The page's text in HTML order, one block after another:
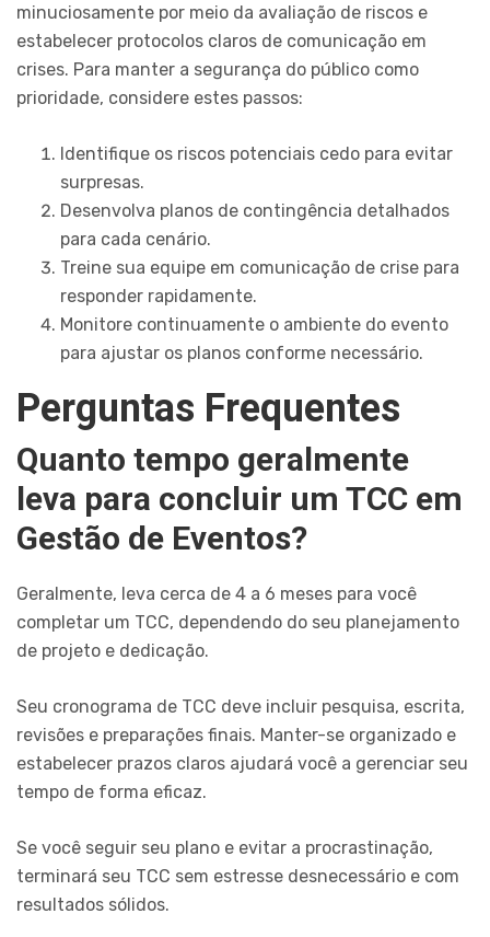
minuciosamente por meio da avaliação de riscos e
estabelecer protocolos claros de comunicação em
crises. Para manter a segurança do público como
prioridade, considere estes passos:
Identifique os riscos potenciais cedo para evitar
surpresas.
Desenvolva planos de contingência detalhados
para cada cenário.
Treine sua equipe em comunicação de crise para
responder rapidamente.
Monitore continuamente o ambiente do evento
para ajustar os planos conforme necessário.
Perguntas Frequentes
Quanto tempo geralmente
leva para concluir um TCC em
Gestão de Eventos?
Geralmente, leva cerca de 4 a 6 meses para você
completar um TCC, dependendo do seu planejamento
de projeto e dedicação.
Seu cronograma de TCC deve incluir pesquisa, escrita,
revisões e preparações finais. Manter-se organizado e
estabelecer prazos claros ajudará você a gerenciar seu
tempo de forma eficaz.
Se você seguir seu plano e evitar a procrastinação,
terminará seu TCC sem estresse desnecessário e com
resultados sólidos.